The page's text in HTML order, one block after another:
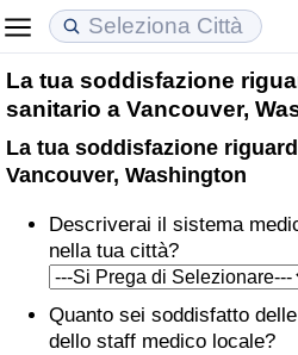
La tua soddisfazione
sanitario a Vancouver,
La tua soddisfazione
Vancouver, Washington
Descriverai il sistema
nella tua città?
Quanto sei soddisfatto
dello staff medico locale?
Costo della vita
Indice Del Costo Della Vita
Indice Del Costo Della Vita
Indice del Costo della Vita per
ad Aqaba
Prezzi degli immobili
Indice del Prezzo delle Case
Indice del Prezzo delle Case
Indice del Prezzo delle Case
Qualità della Vita
Indice della Qualità della Vita
Indice della Qualità della Vita
Indice della qualità della vita
Criminalità